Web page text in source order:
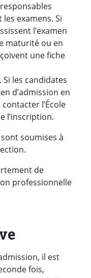
examens. Si
l’examen
maturité ou en
une fiche
les candidates
d’admission en
l’École
l’inscription.
soumises à
de
professionnelle
il est
fois,